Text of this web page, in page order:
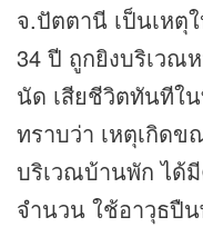
จ.ปัตตานี เป็นเหตุ
34 ปี ถูกยิงบริเวณ
นัด เสียชีวิตทันทีใ
ทราบว่า เหตุเกิด
บริเวณบ้านพัก ได้
จำนวน ใช้อาวุธปื